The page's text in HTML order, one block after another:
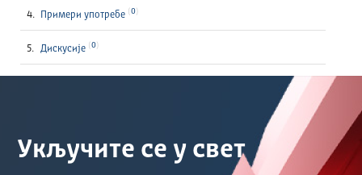
Примери употребе 0
Дискусије 0
Укључите се у свет